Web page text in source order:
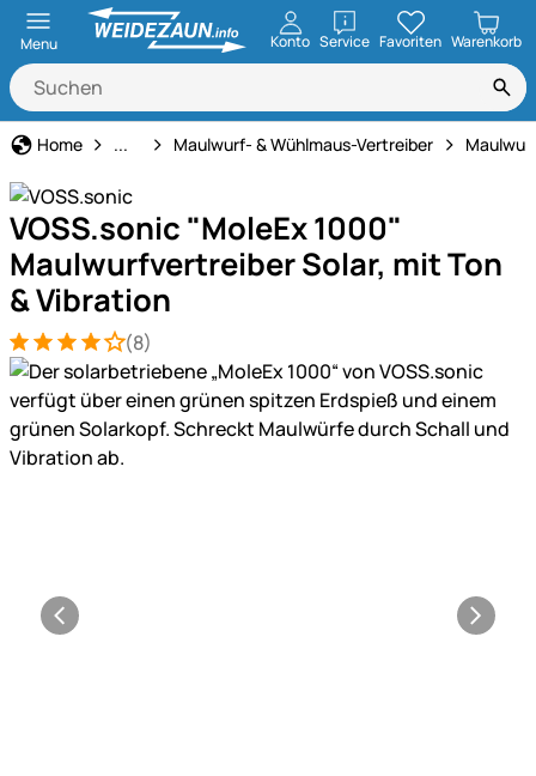
Menu Konto ServiceöffnenFavoriten Warenkorb
Home Tiervertreiber
... Maulwurf- & Wühlmaus-Vertreiber
VOSS.sonic "MoleEx 1000"
Maulwurfvertreiber Solar, mit Ton
& Vibration
Bewertung: 4 von 5 (8 Bewertungen)
8 Bewertungen
(8)
Produktgalerie